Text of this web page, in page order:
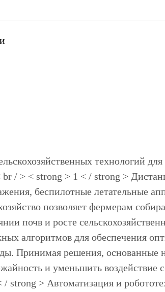
технологий
br / > < strong > 1 < / strong >
беспилотные летательные
позволяет фермерам
почв и росте
алгоритмов для обеспечения
Принимая решения,
и уменьшить воздействие
> Автоматизация и